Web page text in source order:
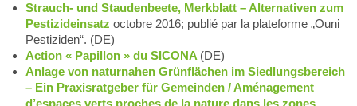
Strauch- und Staudenbeete, Merkblatt – Alternativen zum
Pestizideinsatz octobre 2016; publié par la plateforme „Ouni
Pestiziden“. (DE)
Action « Papillon » du SICONA (DE)
Anlage von naturnahen Grünflächen im Siedlungsbereich
– Ein Praxisratgeber für Gemeinden / Aménagement